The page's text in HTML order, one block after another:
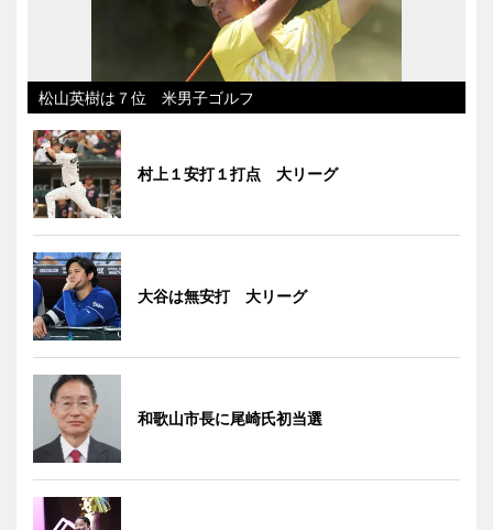
松山英樹は７位 米男子ゴルフ
村上１安打１打点 大リーグ
大谷は無安打 大リーグ
和歌山市長に尾崎氏初当選